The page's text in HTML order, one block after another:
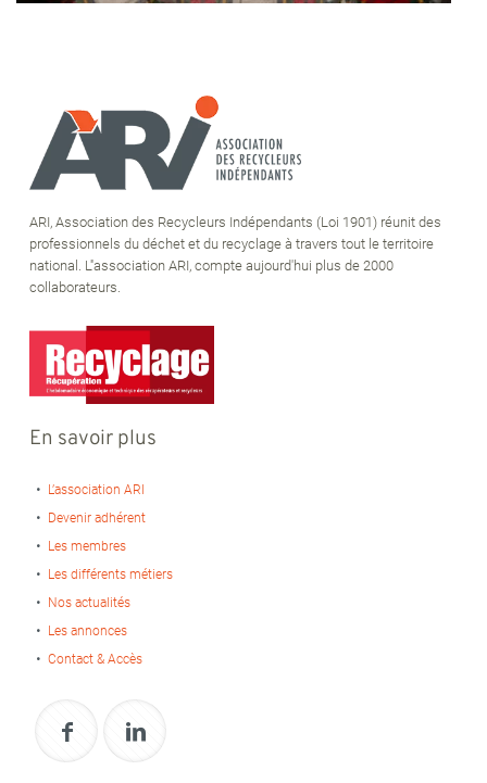
ARI, Association des Recycleurs Indépendants (Loi 1901) réunit des
professionnels du déchet et du recyclage à travers tout le territoire
national. L''association ARI, compte aujourd'hui plus de 2000
collaborateurs.
En savoir plus
L’association ARI
Devenir adhérent
Les membres
Les différents métiers
Nos actualités
Les annonces
Contact & Accès